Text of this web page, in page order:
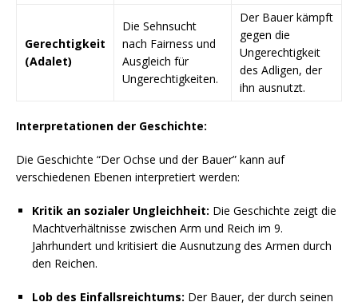
Gerechtigkeit
(Adalet)
Die Sehnsucht
nach Fairness und
Ausgleich für
Ungerechtigkeiten.
Der Bauer kämpft
gegen die
Ungerechtigkeit
des Adligen, der
ihn ausnutzt.
Interpretationen der Geschichte:
Die Geschichte “Der Ochse und der Bauer” kann auf
verschiedenen Ebenen interpretiert werden:
Kritik an sozialer Ungleichheit: Die Geschichte zeigt die
Machtverhältnisse zwischen Arm und Reich im 9.
Jahrhundert und kritisiert die Ausnutzung des Armen durch
den Reichen.
Lob des Einfallsreichtums: Der Bauer, der durch seinen